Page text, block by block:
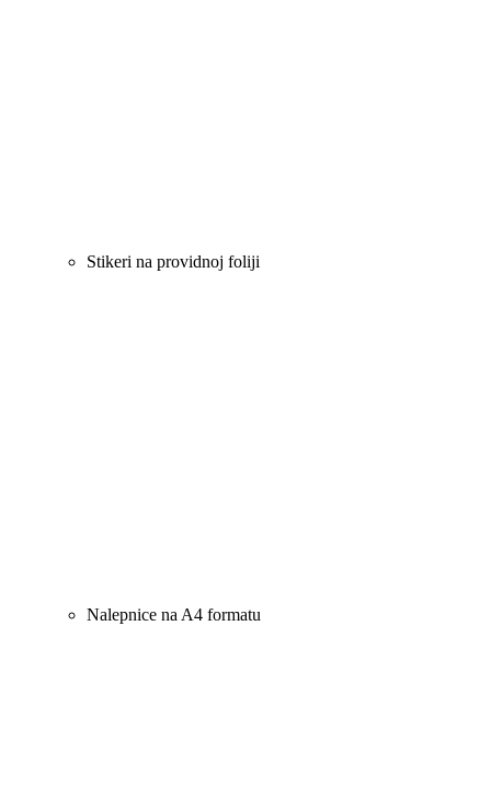
Stikeri na providnoj foliji
Nalepnice na A4 formatu